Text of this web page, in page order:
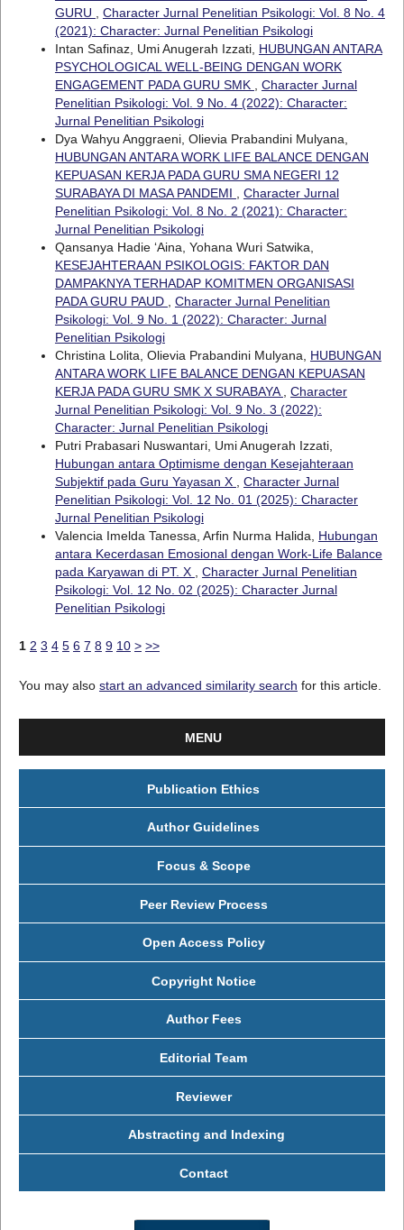
GURU
Character Jurnal Penelitian Psikologi: Vol. 8 No. 4
(2021): Character: Jurnal Penelitian Psikologi
Intan Safinaz, Umi Anugerah Izzati, HUBUNGAN ANTARA
PSYCHOLOGICAL WELL-BEING DENGAN WORK
ENGAGEMENT PADA GURU SMK
Character Jurnal
Penelitian Psikologi: Vol. 9 No. 4 (2022): Character:
Jurnal Penelitian Psikologi
Dya Wahyu Anggraeni, Olievia Prabandini Mulyana,
HUBUNGAN ANTARA WORK LIFE BALANCE DENGAN
KEPUASAN KERJA PADA GURU SMA NEGERI 12
SURABAYA DI MASA PANDEMI
Character Jurnal
Penelitian Psikologi: Vol. 8 No. 2 (2021): Character:
Jurnal Penelitian Psikologi
Qansanya Hadie ‘Aina, Yohana Wuri Satwika,
KESEJAHTERAAN PSIKOLOGIS: FAKTOR DAN
DAMPAKNYA TERHADAP KOMITMEN ORGANISASI
PADA GURU PAUD
Character Jurnal Penelitian
Psikologi: Vol. 9 No. 1 (2022): Character: Jurnal
Penelitian Psikologi
Christina Lolita, Olievia Prabandini Mulyana, HUBUNGAN
ANTARA WORK LIFE BALANCE DENGAN KEPUASAN
KERJA PADA GURU SMK X SURABAYA
Character
Jurnal Penelitian Psikologi: Vol. 9 No. 3 (2022):
Character: Jurnal Penelitian Psikologi
Putri Prabasari Nuswantari, Umi Anugerah Izzati,
Hubungan antara Optimisme dengan Kesejahteraan
Subjektif pada Guru Yayasan X
Character Jurnal
Penelitian Psikologi: Vol. 12 No. 01 (2025): Character
Jurnal Penelitian Psikologi
Valencia Imelda Tanessa, Arfin Nurma Halida, Hubungan
antara Kecerdasan Emosional dengan Work-Life Balance
pada Karyawan di PT. X
Character Jurnal Penelitian
Psikologi: Vol. 12 No. 02 (2025): Character Jurnal
Penelitian Psikologi
1 2 3 4 5 6 7 8 9 10 > >>
You may also start an advanced similarity search for this article.
MENU
Publication Ethics
Author Guidelines
Focus & Scope
Peer Review Process
Open Access Policy
Copyright Notice
Author Fees
Editorial Team
Reviewer
Abstracting and Indexing
Contact